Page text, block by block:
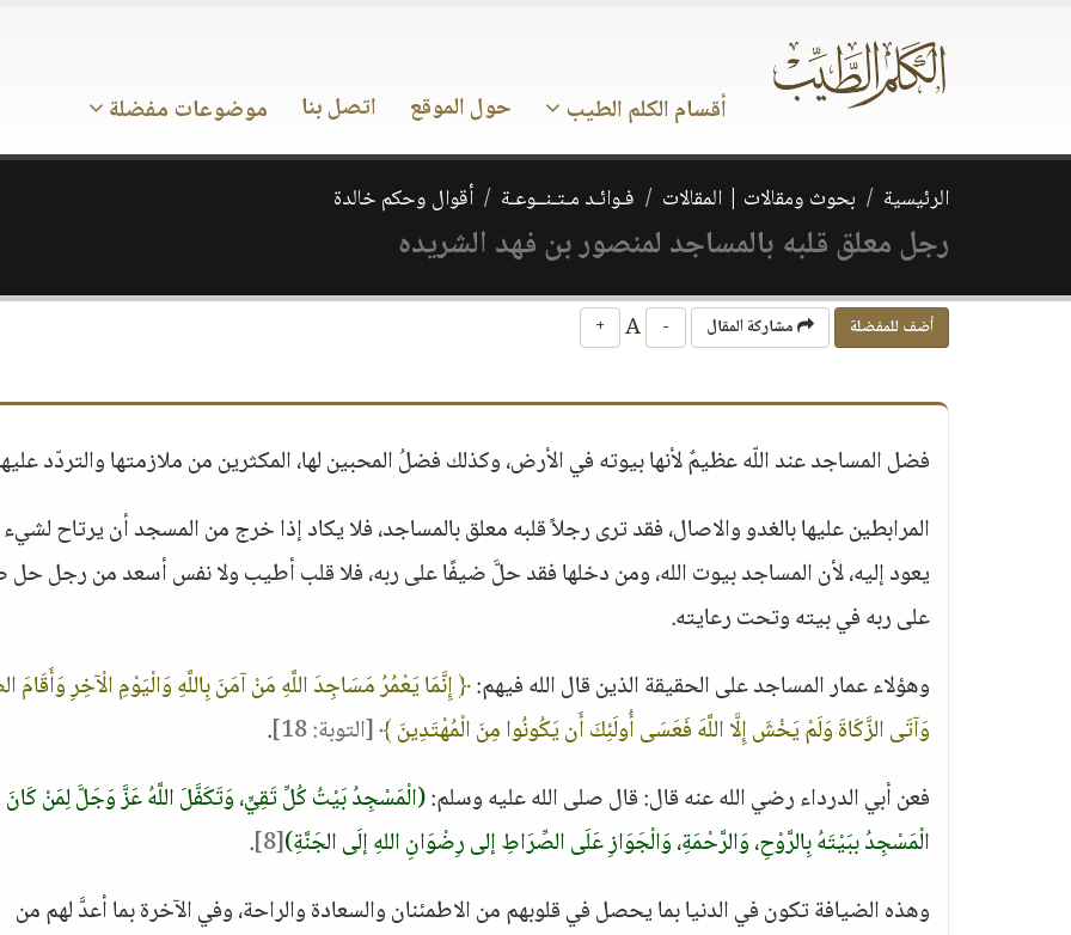
أقسام الكلم الطيب حول الموقع اتصل بنا موضوعات مفضلة
الرئيسية بحوث ومقالات | المقالات فـوائـد مـتـنــوعـة أقوال وحكم خالدة
رجل معلق قلبه بالمساجد لمنصور بن فهد الشريده
أضف للمفضلة مشاركة المقال -
+
فضل المساجد عند اللّه عظيمٌ لأنها بيوته في الأرض، وكذلك فضلُ المحبين لها، المكثرين من ملازمتها والتردّد
المرابطين عليها بالغدو والاصال، فقد ترى رجلاً قلبه معلق بالمساجد، فلا يكاد إذا خرج من المسجد أن يرتاح
يعود إليه، لأن المساجد بيوت الله، ومن دخلها فقد حلَّ ضيفًا على ربه، فلا قلب أطيب ولا نفس أسعد من رجل حل
على ربه في بيته وتحت رعايته.
وهؤلاء عمار المساجد على الحقيقة الذين قال الله فيهم:﴿ إِنَّمَا يَعْمُرُ مَسَاجِدَ اللَّهِ مَنْ آمَنَ بِاللَّهِ وَالْيَوْمِ الْآخِرِ وَأَقَامَ
وَآتَى الزَّكَاةَ وَلَمْ يَخْشَ إِلَّا اللَّهَ فَعَسَى أُولَئِكَ أَن يَكُونُوا مِنَ الْمُهْتَدِينَ ﴾[التوبة: 18]
.
فعن أبي الدرداء رضي الله عنه قال: قال صلى الله عليه وسلم:(الْمَسْجِدُ بَيْتُ كُلِّ تَقِيٍّ، وَتَكَفَّلَ اللَّهُ عَزَّ وَجَلَّ لِمَنْ كَانَ
الْمَسْجِدُ ببَيْتَهُ بِالرَّوْحِ، وَالرَّحْمَةِ، وَالْجَوَازِ عَلَى الصِّرَاطِ إلى رِضْوَانِ اللهِ إلَى الجَنَّةِ)[8]
.
وهذه الضيافة تكون في الدنيا بما يحصل في قلوبهم من الاطمئنان والسعادة والراحة، وفي الآخرة بما أعدَّ لهم من